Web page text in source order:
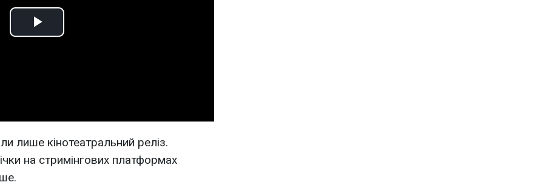
Play
лише кінотеатральний реліз.
на стримінгових платформах